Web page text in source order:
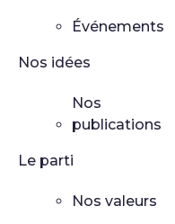
Événements
Nos idées
Nos
publications
Le parti
Nos valeurs